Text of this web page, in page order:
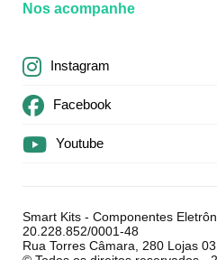
Nos acompanhe
Instagram
Facebook
Youtube
Smart Kits - Componentes
20.228.852/0001-48
Rua Torres Câmara, 280 Lojas